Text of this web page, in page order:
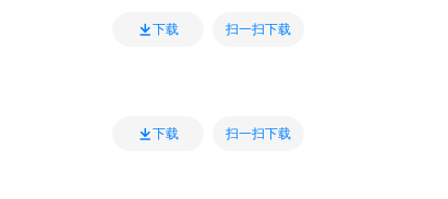
下载 扫一扫下载
下载 扫一扫下载